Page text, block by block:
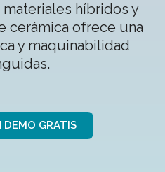
híbridos y
cerámica ofrece una
y maquinabilidad
DEMO GRATIS